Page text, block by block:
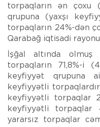
torpaqların ən çoxu
qrupuna (yaxşı
torpaqların 24%-dən
Qarabağ iqtisadi rayonu
İşğal altında olmuş
torpaqların 71,8%-i
keyfiyyət qrupuna
keyfiyyətli
keyfiyyətli torpaqlar
keyfiyyətli
yararsız torpaqlar